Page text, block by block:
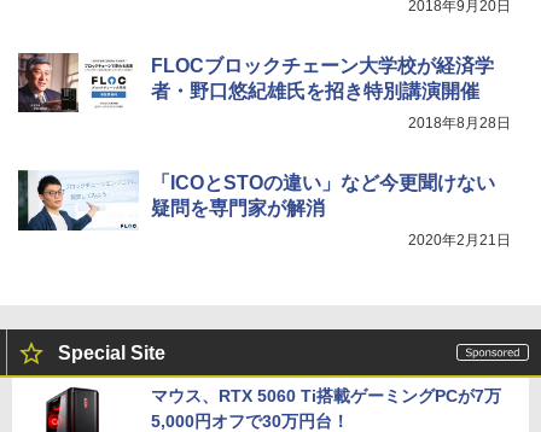
2018年9月20日
FLOCブロックチェーン大学校が経済学
者・野口悠紀雄氏を招き特別講演開催
2018年8月28日
「ICOとSTOの違い」など今更聞けない
疑問を専門家が解消
2020年2月21日
Special Site
マウス、RTX 5060 Ti搭載ゲーミングPCが7万
5,000円オフで30万円台！